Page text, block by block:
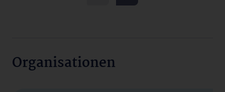
Organisationen